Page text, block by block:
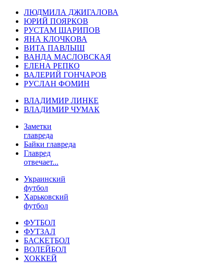
ЛЮДМИЛА ДЖИГАЛОВА
ЮРИЙ ПОЯРКОВ
РУСТАМ ШАРИПОВ
ЯНА КЛОЧКОВА
ВИТА ПАВЛЫШ
ВАНДА МАСЛОВСКАЯ
ЕЛЕНА РЕПКО
ВАЛЕРИЙ ГОНЧАРОВ
РУСЛАН ФОМИН
ВЛАДИМИР ЛИНКЕ
ВЛАДИМИР ЧУМАК
Заметки
главреда
Байки главреда
Главред
отвечает...
Украинский
футбол
Харьковский
футбол
ФУТБОЛ
ФУТЗАЛ
БАСКЕТБОЛ
ВОЛЕЙБОЛ
ХОККЕЙ